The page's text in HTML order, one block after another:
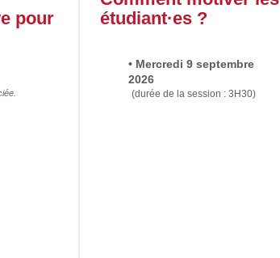
pour
étudiant·es ?
Prochaine
date
:
• Mercredi 9 septembre
2026
Duree
(durée de la session : 3H30)